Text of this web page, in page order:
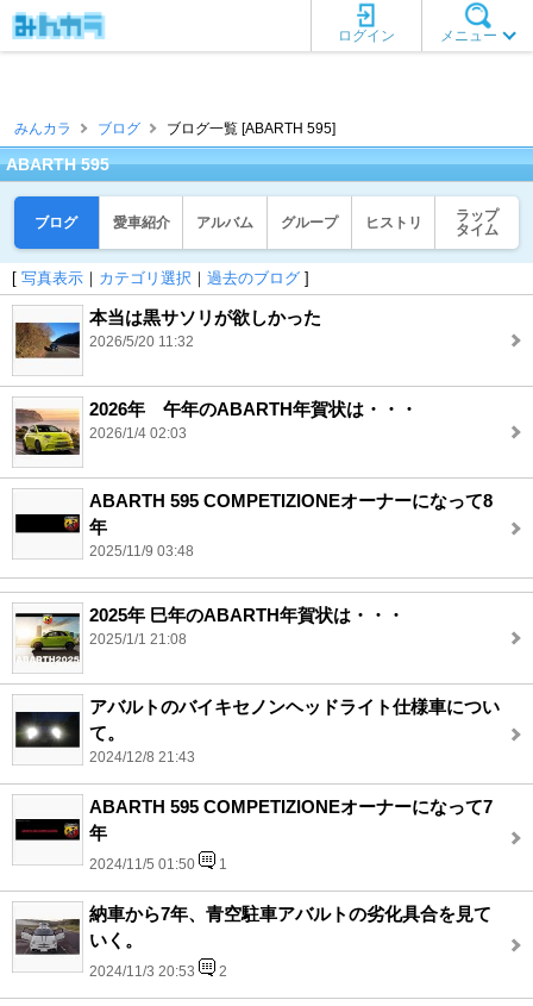
メニュー
ログイン
みんカラ ブログ ブログ一覧 [ABARTH 595]
ABARTH 595
ブログ 愛車紹介 アルバム グループ ヒストリ
ラップ
タイム
[ 写真表示 ｜ カテゴリ選択 ｜ 過去のブログ ]
本当は黒サソリが欲しかった
2026/5/20 11:32
2026年 午年のABARTH年賀状は・・・
2026/1/4 02:03
ABARTH 595 COMPETIZIONEオーナーになって8
年
2025/11/9 03:48
2025年 巳年のABARTH年賀状は・・・
2025/1/1 21:08
アバルトのバイキセノンヘッドライト仕様車につい
て。
2024/12/8 21:43
ABARTH 595 COMPETIZIONEオーナーになって7
年
2024/11/5 01:50 1
納車から7年、青空駐車アバルトの劣化具合を見て
いく。
2024/11/3 20:53 2